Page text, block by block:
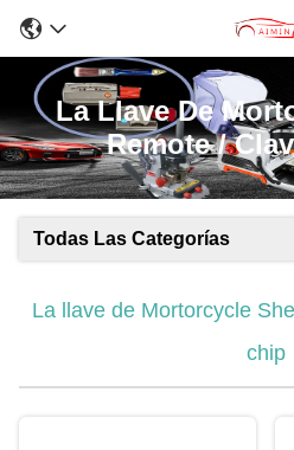
La Llave De
Remote /
Todas Las Categorías
La llave de Mortorcycle
chip